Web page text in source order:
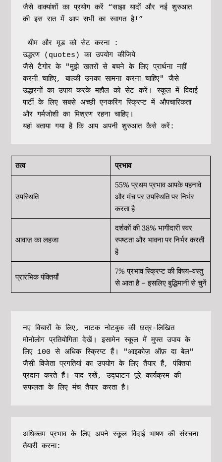
जैसे वाक्यांशों का प्रयोग करें “साझा यादों और नई शुरुआत
की इस रात में आप सभी का स्वागत है!”
उद्धरण (quotes) का उपयोग कीजिये
जैसे टैगोर के "मुझे खतरों से बचने के लिए प्रार्थना नहीं
करनी चाहिए, बाल्की उनका सामना करना चाहिए" जैसे
उद्धारनों का उपाय करके महौल को सेट करें। स्कूल में विदाई
पार्टी के लिए सबसे अच्छी एनकरिंग स्क्रिप्ट में औपचारिकता
और गर्मजोशी का मिश्रण रहना चाहिए।
यहां बताया गया है कि आप अपनी शुरुआत कैसे करें:
तत्व प्रभाव
उपस्थिति
55% प्रथम प्रभाव आपके पहनावे
और मंच पर उपस्थिति पर निर्भर
करता है
आवाज़ का लहजा
दर्शकों की 38% भागीदारी स्वर
स्पष्टता और भावना पर निर्भर करती
है
प्रारंभिक पंक्तियाँ
7% प्रभाव स्क्रिप्ट की विषय-वस्तु
से आता है – इसलिए बुद्धिमानी से चुनें
नए विचारों के लिए, नाटक नोटबुक की छत्र-लिखित
मोनोलोग प्रतियोगिता देखें। इसामेन स्कूल में मुफ्त उपाय के
लिए 100 से अधिक स्क्रिप्ट हैं। "आइकोज़ ऑफ़ दा बेल"
जैसी विजेता प्रगतियां का उपयोग के लिए तैयार हैं, पंक्तियां
प्रदान करते हैं। याद रखें, उद्घाटन पूरे कार्यक्रम की
सफलता के लिए मंच तैयार करता है।
अधिक्तम प्रभाव के लिए अपने स्कूल विदाई भाषण की संरचना
तैयारी करना: